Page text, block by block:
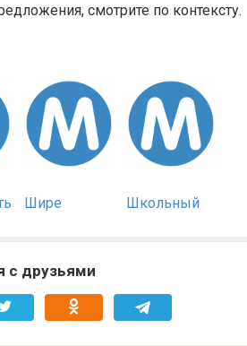
смотрите по контексту.
Шире Школьный
с друзьями